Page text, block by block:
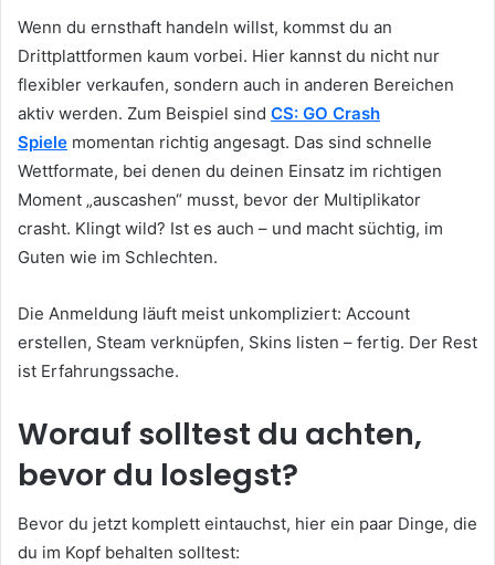
Wenn du ernsthaft handeln willst, kommst du an
Drittplattformen kaum vorbei. Hier kannst du nicht nur
flexibler verkaufen, sondern auch in anderen Bereichen
aktiv werden. Zum Beispiel sind CS: GO Crash
Spiele momentan richtig angesagt. Das sind schnelle
Wettformate, bei denen du deinen Einsatz im richtigen
Moment „auscashen“ musst, bevor der Multiplikator
crasht. Klingt wild? Ist es auch – und macht süchtig, im
Guten wie im Schlechten.
Die Anmeldung läuft meist unkompliziert: Account
erstellen, Steam verknüpfen, Skins listen – fertig. Der Rest
ist Erfahrungssache.
Worauf solltest du achten,
bevor du loslegst?
Bevor du jetzt komplett eintauchst, hier ein paar Dinge, die
du im Kopf behalten solltest: